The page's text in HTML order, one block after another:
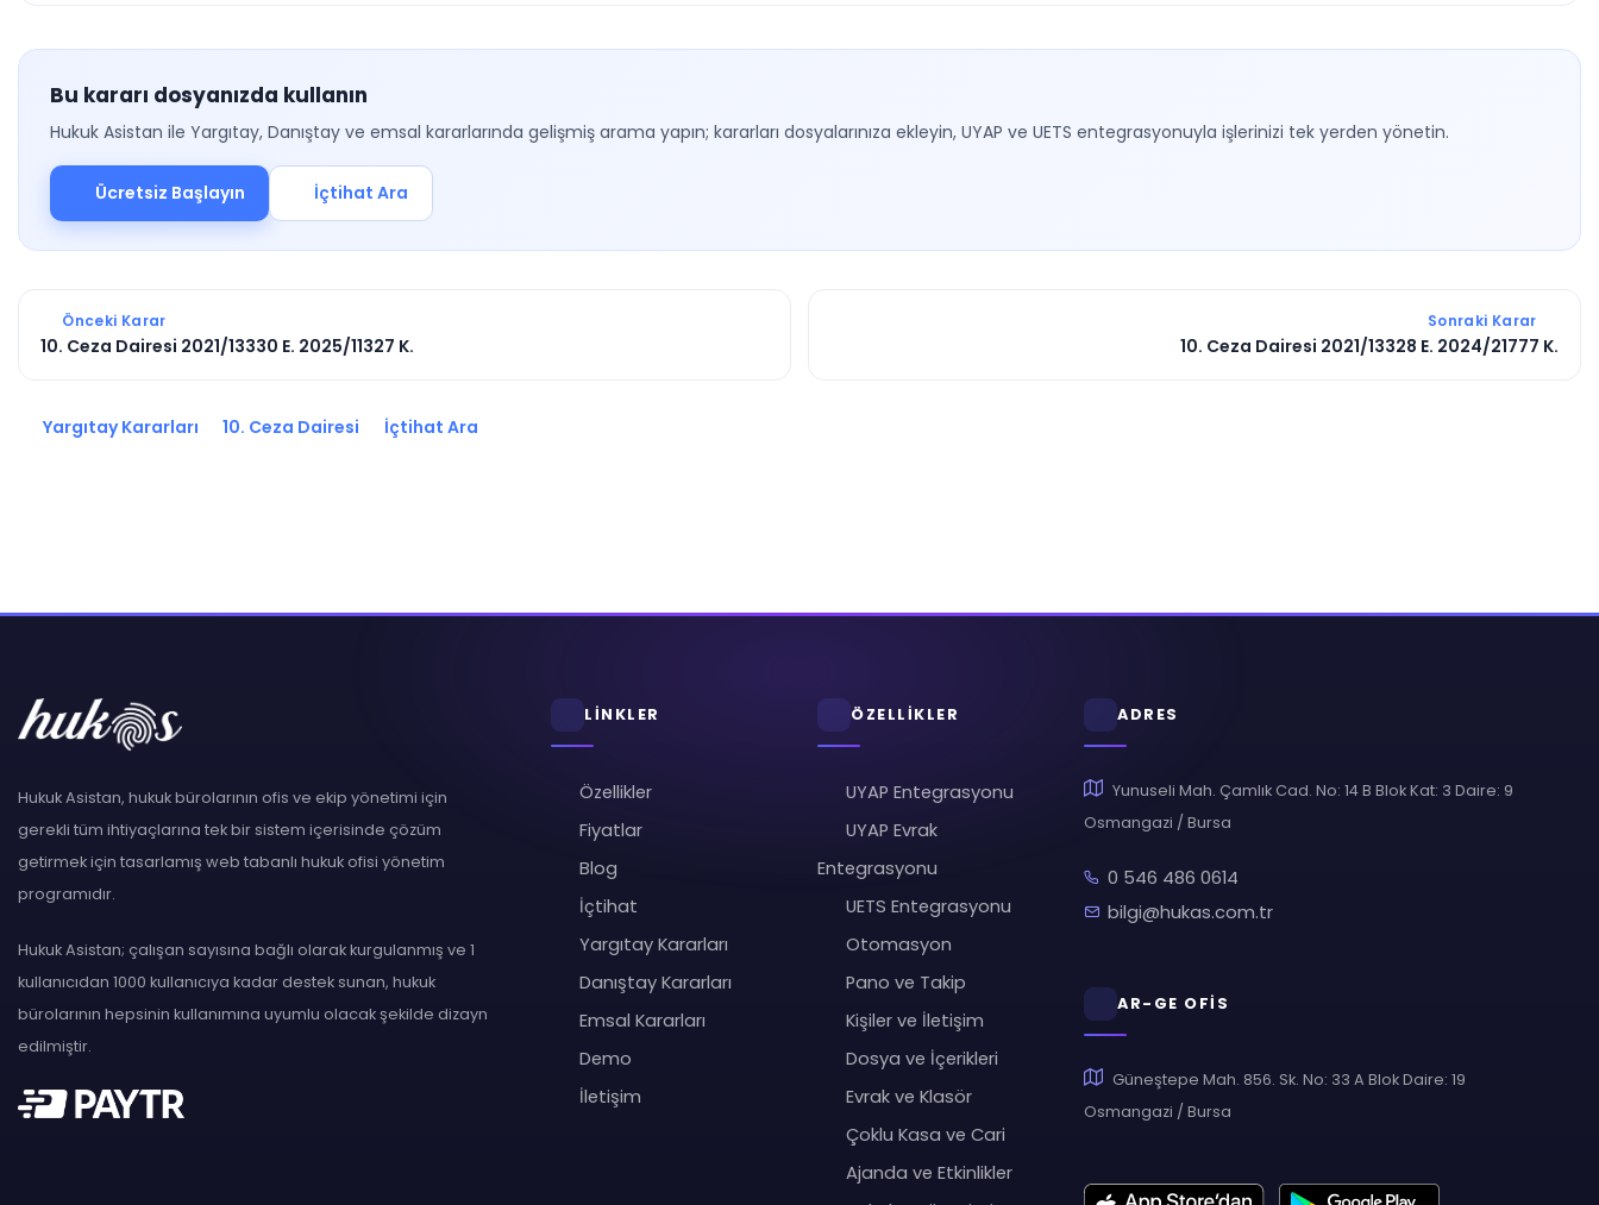
Bu kararı dosyanızda kullanın
Hukuk Asistan ile Yargıtay, Danıştay ve emsal kararlarında gelişmiş arama yapın; kararları dosyalarınıza ekleyin, UYAP ve UETS entegrasyonuyla işlerinizi tek yerden yönetin.
Ücretsiz Başlayın İçtihat Ara
Önceki Karar
10. Ceza Dairesi 2021/13330 E. 2025/11327 K.
Sonraki Karar
10. Ceza Dairesi 2021/13328 E. 2024/21777 K.
Yargıtay Kararları 10. Ceza Dairesi İçtihat Ara
Hukuk Asistan, hukuk bürolarının ofis ve ekip yönetimi için
gerekli tüm ihtiyaçlarına tek bir sistem içerisinde çözüm
getirmek için tasarlamış web tabanlı hukuk ofisi yönetim
programıdır.
Hukuk Asistan; çalışan sayısına bağlı olarak kurgulanmış ve 1
kullanıcıdan 1000 kullanıcıya kadar destek sunan, hukuk
bürolarının hepsinin kullanımına uyumlu olacak şekilde dizayn
edilmiştir.
LİNKLER
Özellikler
Fiyatlar
Blog
İçtihat
Yargıtay Kararları
Danıştay Kararları
Emsal Kararları
Demo
İletişim
ÖZELLİKLER
UYAP Entegrasyonu
UYAP Evrak
Entegrasyonu
UETS Entegrasyonu
Otomasyon
Pano ve Takip
Kişiler ve İletişim
Dosya ve İçerikleri
Evrak ve Klasör
Çoklu Kasa ve Cari
Ajanda ve Etkinlikler
ADRES
Yunuseli Mah. Çamlık Cad. No: 14 B Blok Kat: 3 Daire: 9
Osmangazi / Bursa
0 546 486 0614
bilgi@hukas.com.tr
AR-GE OFİS
Güneştepe Mah. 856. Sk. No: 33 A Blok Daire: 19
Osmangazi / Bursa